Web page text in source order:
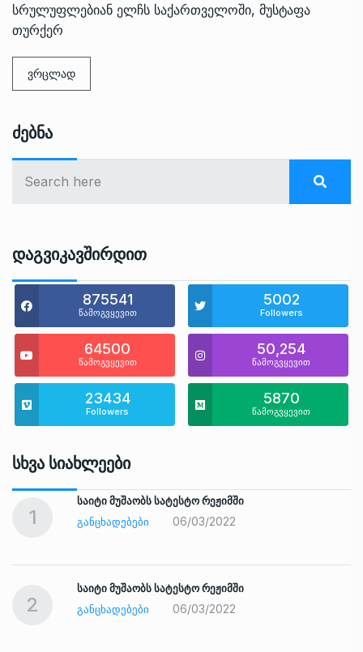
სრულუფლებიან ელჩს საქართველოში, მუსტაფა
თურქერ
ვრცლად
Ძებნა
Დაგვიკავშირდით
875541
წამოგვყევით
5002
Followers
64500
წამოგვყევით
50,254
წამოგვყევით
23434
Followers
5870
წამოგვყევით
Სხვა Სიახლეები
1
საიტი მუშაობს სატესტო რეჟიმში
ᲒᲐᲜᲪᲮᲐᲓᲔᲑᲔᲑᲘ
06/03/2022
2
საიტი მუშაობს სატესტო რეჟიმში
ᲒᲐᲜᲪᲮᲐᲓᲔᲑᲔᲑᲘ
06/03/2022